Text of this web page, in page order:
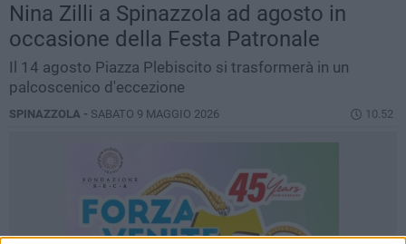
Nina Zilli a Spinazzola ad agosto in
occasione della Festa Patronale
Il 14 agosto Piazza Plebiscito si trasformerà in un
palcoscenico d'eccezione
SPINAZZOLA - SABATO 9 MAGGIO 2026 10.52